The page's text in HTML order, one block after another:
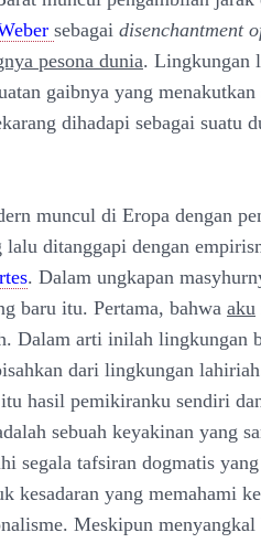
sebagai disenchantment
pesona dunia. Lingkungan
gaibnya yang menakutkan
dihadapi sebagai suatu
muncul di Eropa dengan
ditanggapi dengan
. Dalam ungkapan
baru itu. Pertama, bahwa aku
Dalam arti inilah lingkungan
dari lingkungan
hasil pemikiranku sendiri
sebuah keyakinan yang
segala tafsiran dogmatis
kesadaran yang memahami
Meskipun menyangkal